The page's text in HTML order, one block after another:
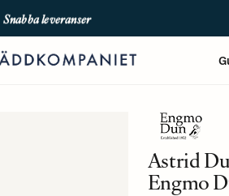
Snabba leveranser
Fri frakt över 699kr
Astrid
Engmo